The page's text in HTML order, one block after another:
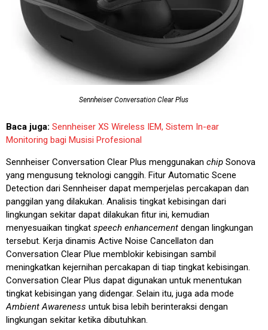
Sennheiser Conversation Clear Plus
Baca juga: Sennheiser XS Wireless IEM, Sistem In-ear
Monitoring bagi Musisi Profesional
Sennheiser Conversation Clear Plus menggunakan chip Sonova
yang mengusung teknologi canggih. Fitur Automatic Scene
Detection dari Sennheiser dapat memperjelas percakapan dan
panggilan yang dilakukan. Analisis tingkat kebisingan dari
lingkungan sekitar dapat dilakukan fitur ini, kemudian
menyesuaikan tingkat speech enhancement dengan lingkungan
tersebut. Kerja dinamis Active Noise Cancellaton dan
Conversation Clear Plue memblokir kebisingan sambil
meningkatkan kejernihan percakapan di tiap tingkat kebisingan.
Conversation Clear Plus dapat digunakan untuk menentukan
tingkat kebisingan yang didengar. Selain itu, juga ada mode
Ambient Awareness untuk bisa lebih berinteraksi dengan
lingkungan sekitar ketika dibutuhkan.